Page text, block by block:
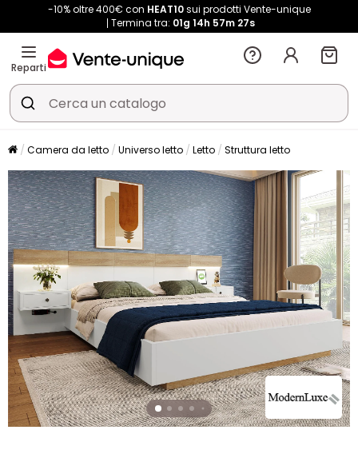
-10% oltre 400€ con HEAT10sui prodotti Vente-unique
Termina tra: 01g 14h 57m 25s
Reparti
Camera da letto Universo letto Letto Struttura letto